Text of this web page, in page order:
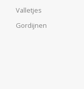
Valletjes
Gordijnen